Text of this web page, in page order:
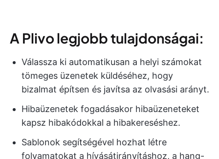
A Plivo legjobb tulajdonságai:
Válassza ki automatikusan a helyi számokat
tömeges üzenetek küldéséhez, hogy
bizalmat építsen és javítsa az olvasási arányt.
Hibaüzenetek fogadásakor hibaüzeneteket
kapsz hibakódokkal a hibakereséshez.
Sablonok segítségével hozhat létre
folyamatokat a hívásátirányításhoz, a hang-